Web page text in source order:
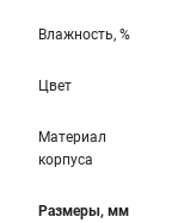
Влажность, %
Цвет
Материал
корпуса
Размеры, мм